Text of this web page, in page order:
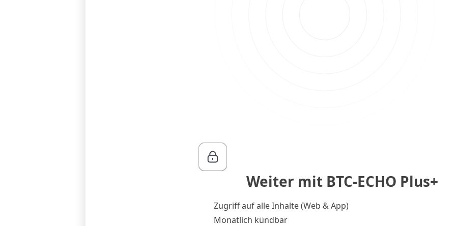
Weiter mit BTC-ECHO Plus+
Zugriff auf alle Inhalte (Web & App)
Monatlich kündbar